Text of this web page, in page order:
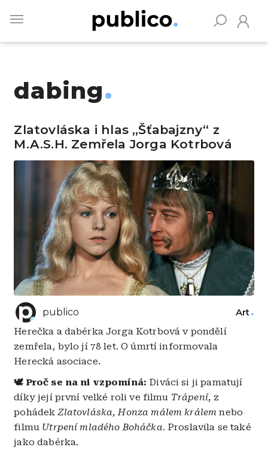
main
dabing
Zlatovláska i hlas „Šťabajzny“ z
M.A.S.H. Zemřela Jorga Kotrbová
publico Art
Herečka a dabérka Jorga Kotrbová v pondělí
zemřela, bylo jí 78 let. O úmrtí informovala
Herecká asociace.
🕊️ Proč se na ni vzpomíná: Diváci si ji pamatují
díky její první velké roli ve filmu Trápení, z
pohádekZlatovláska, Honza málem králem nebo
filmu Utrpení mladého Boháčka. Proslavila se také
jako dabérka.
Vyhledávejte na Publiku